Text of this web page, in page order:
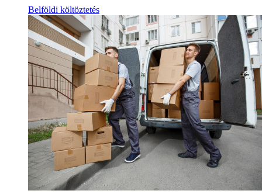
Belföldi költöztetés